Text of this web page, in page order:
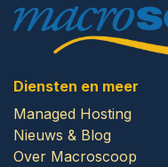
Diensten en meer
Managed Hosting
Nieuws & Blog
Over Macroscoop